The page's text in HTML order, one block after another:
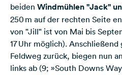
beiden Windmühlen "Jack"
250 m auf der rechten Seite
von "Jill" ist von Mai bis
17 Uhr möglich).
Feldweg zurück, biegen nun
links ab (9; »South Downs